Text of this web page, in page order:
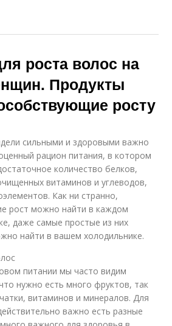
роста волос на
Продукты
росту
сильными и здоровыми важно
рацион питания, в котором
количество белков,
витаминов и углеводов,
Как ни странно,
рост можно найти в каждом
даже самые простые из них
найти в вашем холодильнике.
питании мы часто видим
нужно есть много фруктов, так
витаминов и минералов. Для
важно есть разные